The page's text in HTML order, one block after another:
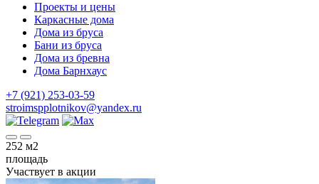
Проекты и цены
Каркасные дома
Дома из бруса
Бани из бруса
Дома из бревна
Дома Барнхаус
+7 (921) 253-03-59
stroimspplotnikov@yandex.ru
252 м2
площадь
Участвует в акции